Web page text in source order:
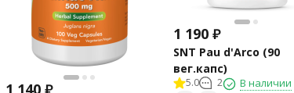
1 140 ₽
1 190 ₽
SNT Pau d'Arco (90
вег.капс)
5.0 2 В наличии